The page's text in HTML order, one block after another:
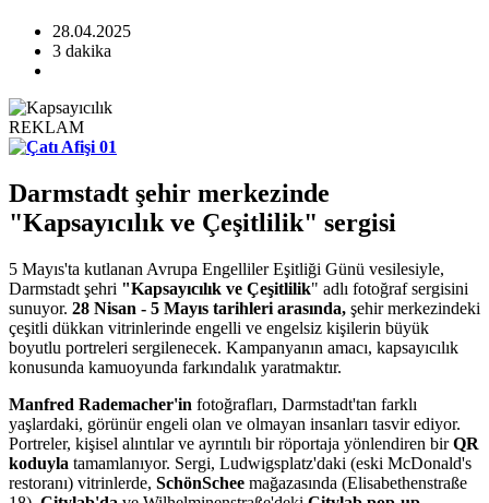
28.04.2025
3 dakika
REKLAM
Darmstadt şehir merkezinde
"Kapsayıcılık ve Çeşitlilik" sergisi
5 Mayıs'ta kutlanan Avrupa Engelliler Eşitliği Günü vesilesiyle,
Darmstadt şehri "Kapsayıcılık ve Çeşitlilik" adlı fotoğraf sergisini
sunuyor. 28 Nisan - 5 Mayıs tarihleri ​​arasında, şehir merkezindeki
çeşitli dükkan vitrinlerinde engelli ve engelsiz kişilerin büyük
boyutlu portreleri sergilenecek. Kampanyanın amacı, kapsayıcılık
konusunda kamuoyunda farkındalık yaratmaktır.
Manfred Rademacher'in fotoğrafları, Darmstadt'tan farklı
yaşlardaki, görünür engeli olan ve olmayan insanları tasvir ediyor.
Portreler, kişisel alıntılar ve ayrıntılı bir röportaja yönlendiren birQR
koduyla tamamlanıyor. Sergi, Ludwigsplatz'daki (eski McDonald's
restoranı) vitrinlerde, SchönSchee mağazasında (Elisabethenstraße